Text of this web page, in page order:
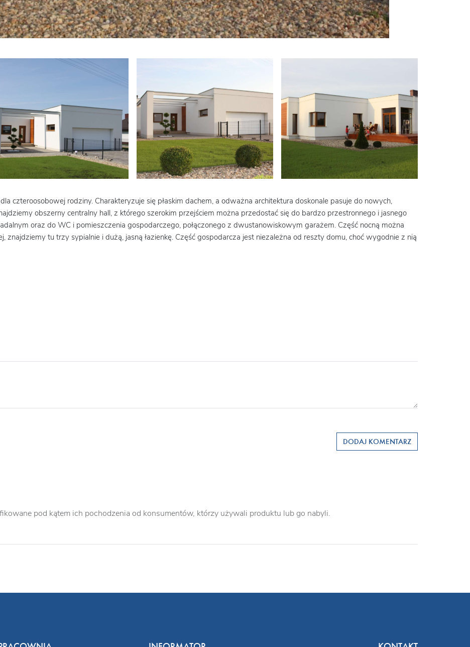
czteroosobowej rodziny. Charakteryzuje się płaskim dachem, a odważna architektura doskonale pasuje do nowych,
obszerny centralny hall, z którego szerokim przejściem można przedostać się do bardzo przestronnego i jasnego
oraz do WC i pomieszczenia gospodarczego, połączonego z dwustanowiskowym garażem. Część nocną można
znajdziemy tu trzy sypialnie i dużą, jasną łazienkę. Część gospodarcza jest niezależna od reszty domu, choć wygodnie z nią
DODAJ KOMENTARZ
pod kątem ich pochodzenia od konsumentów, którzy używali produktu lub go nabyli.